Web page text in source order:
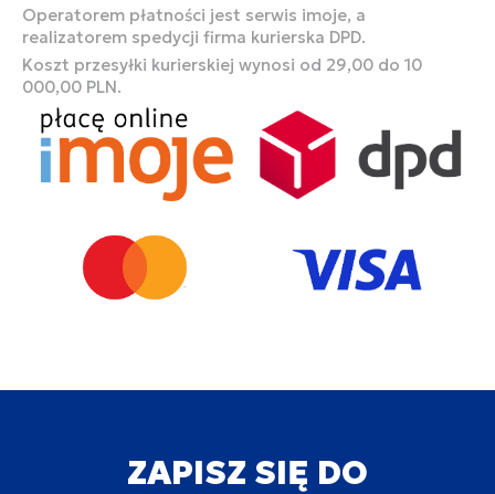
Operatorem płatności jest serwis imoje, a
realizatorem spedycji firma kurierska DPD.
Koszt przesyłki kurierskiej wynosi od 29,00 do 10
000,00 PLN.
ZAPISZ SIĘ DO